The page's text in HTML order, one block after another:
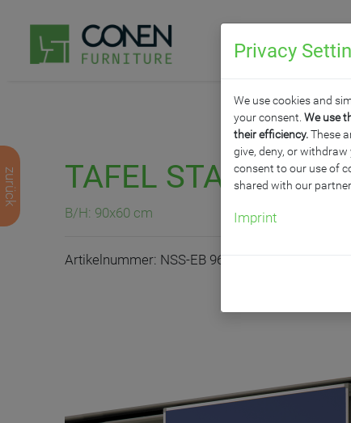
zurück TAFEL
B/H: 90x60 cm
Artikelnummer: NSS-EB 96 D
Privacy
We use cookies and
your consent. We use
their efficiency.These
give, deny, or
consent to our use of
shared with our
Imprint